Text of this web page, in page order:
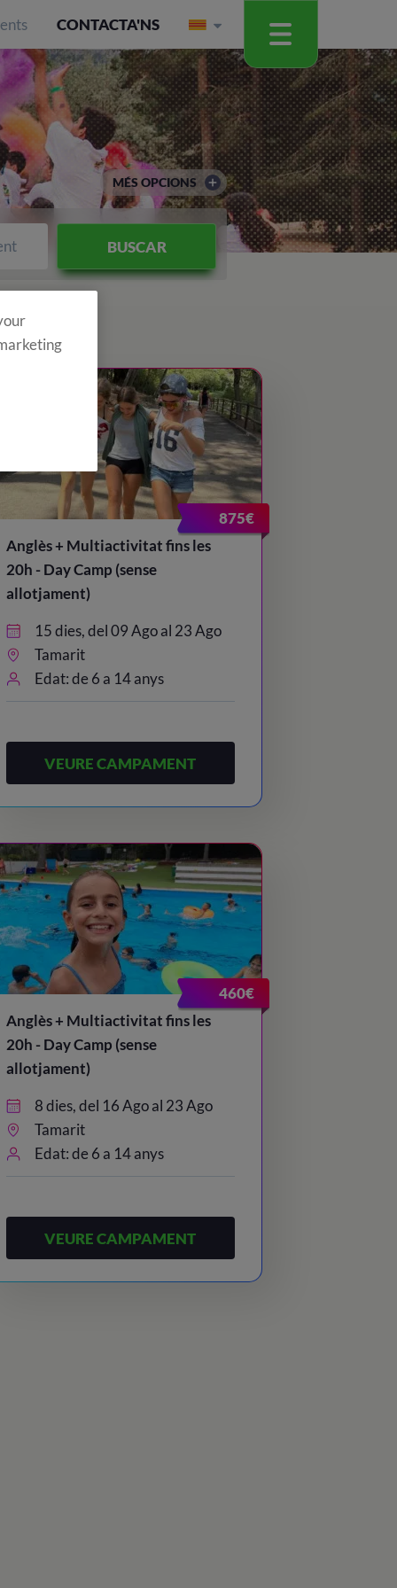
CONTACTA'NS
BUSCAR
MÉS OPCIONS
875€
Anglès + Multiactivitat fins les
20h - Day Camp (sense
allotjament)
15 dies, del 09 Ago al 23 Ago
Tamarit
Edat: de 6 a 14 anys
VEURE CAMPAMENT
460€
Anglès + Multiactivitat fins les
20h - Day Camp (sense
allotjament)
8 dies, del 16 Ago al 23 Ago
Tamarit
Edat: de 6 a 14 anys
VEURE CAMPAMENT